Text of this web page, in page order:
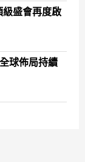
級盛會再度啟
球佈局持續